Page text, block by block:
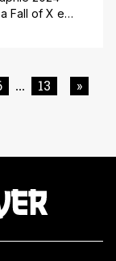
Fall of X e
Marvel. Di
... 13 »